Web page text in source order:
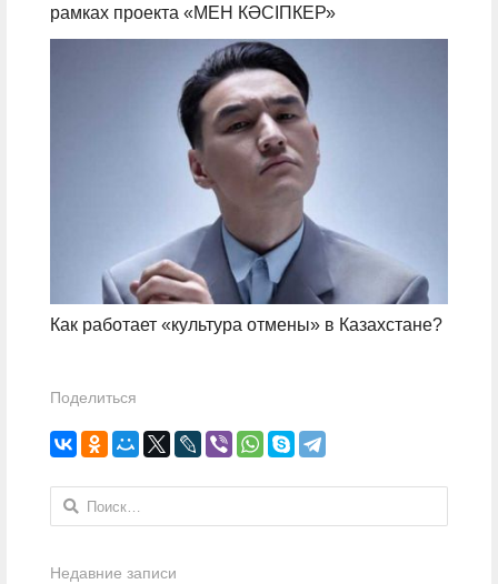
рамках проекта «МЕН КӘСІПКЕР»
Как работает «культура отмены» в Казахстане?
Поделиться
Найти:
Недавние записи